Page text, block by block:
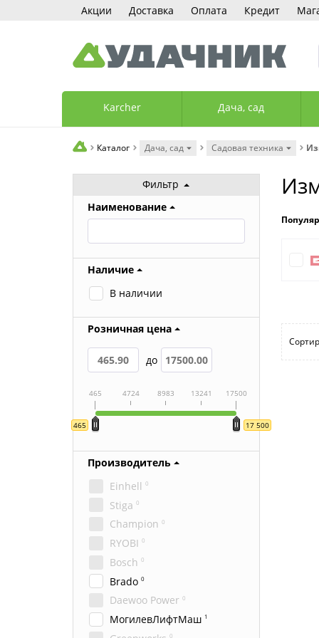
Акции Доставка Оплата Кредит
Karcher Дача, сад
Каталог Дача, сад Садовая техника
Фильтр
Наименование
Наличие
В наличии
Розничная цена
до
465 17 500
465 4724 8983 13241 17500
Производитель
Einhell 0
Stiga 0
Champion 0
RYOBI 0
Bosch 0
Brado 0
Daewoo Power 0
МогилевЛифтМаш 1
0